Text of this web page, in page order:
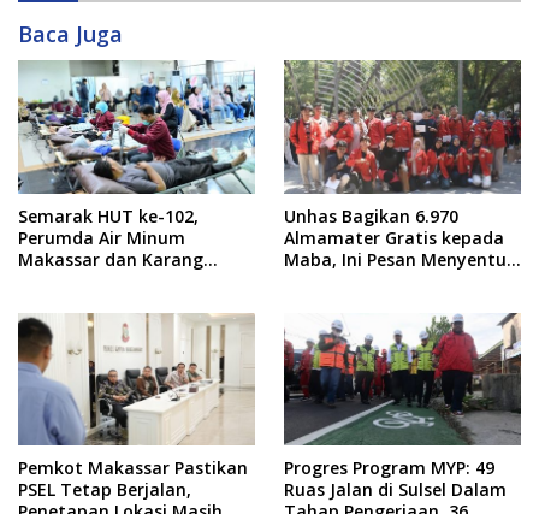
Baca Juga
Semarak HUT ke-102,
Perumda Air Minum
Makassar dan Karang
Unhas Bagikan 6.970
Almamater Gratis kepada
Maba, Ini Pesan Menyentuh
Pemkot Makassar Pastikan
PSEL Tetap Berjalan,
Progres Program MYP: 49
Ruas Jalan di Sulsel Dalam